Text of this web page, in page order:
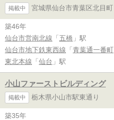
掲載中 宮城県仙台市青葉区北目町
築46年
仙台市営南北線 「 五橋 」駅
仙台市地下鉄東西線 「 青葉通一番町
東北本線 「 仙台 」駅
小山ファーストビルディング
掲載中 栃木県小山市駅東通り
築35年